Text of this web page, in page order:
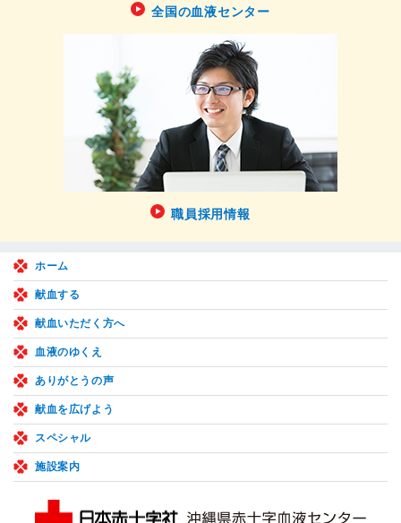
全国の血液センター
職員採用情報
ホーム
献血する
献血いただく方へ
血液のゆくえ
ありがとうの声
献血を広げよう
スペシャル
施設案内